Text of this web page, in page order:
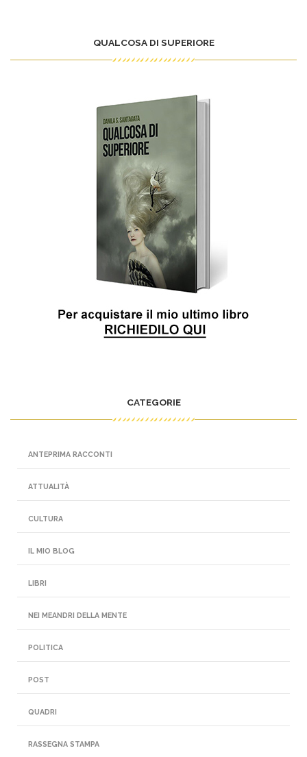
QUALCOSA DI SUPERIORE
CATEGORIE
ANTEPRIMA RACCONTI
ATTUALITÀ
CULTURA
IL MIO BLOG
LIBRI
NEI MEANDRI DELLA MENTE
POLITICA
POST
QUADRI
RASSEGNA STAMPA